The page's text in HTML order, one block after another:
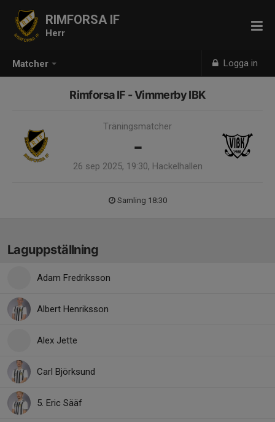
Matcher Logga in
RIMFORSA IF
Herr
Rimforsa IF - Vimmerby IBK
Träningsmatcher
-
26 sep 2025, 19:30, Hackelhallen
Samling 18:30
Laguppställning
Adam Fredriksson
Albert Henriksson
Alex Jette
Carl Björksund
5. Eric Sääf